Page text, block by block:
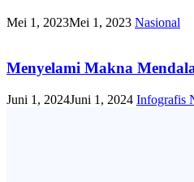
Mei 1, 2023Mei 1, 2023 Nasional
Menyelami Makna
Juni 1, 2024Juni 1, 2024 Infografis